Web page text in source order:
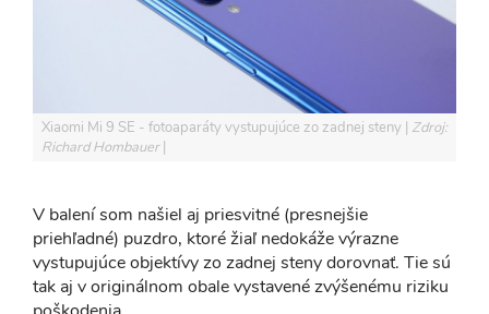
Xiaomi Mi 9 SE - fotoaparáty vystupujúce zo zadnej steny
Zdroj:
Richard Hombauer
V balení som našiel aj priesvitné (presnejšie
priehľadné) puzdro, ktoré žiaľ nedokáže výrazne
vystupujúce objektívy zo zadnej steny dorovnať. Tie sú
tak aj v originálnom obale vystavené zvýšenému riziku